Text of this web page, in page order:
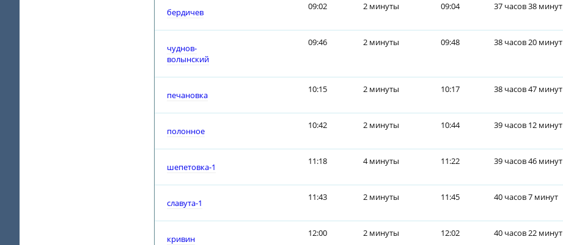
бердичев
09:02 2 минуты 09:04 37 часов 38 минут
чуднов-
волынский
09:46 2 минуты 09:48 38 часов 20 минут
печановка
10:15 2 минуты 10:17 38 часов 47 минут
полонное
10:42 2 минуты 10:44 39 часов 12 минут
шепетовка-1
11:18 4 минуты 11:22 39 часов 46 минут
славута-1
11:43 2 минуты 11:45 40 часов 7 минут
кривин
12:00 2 минуты 12:02 40 часов 22 минут